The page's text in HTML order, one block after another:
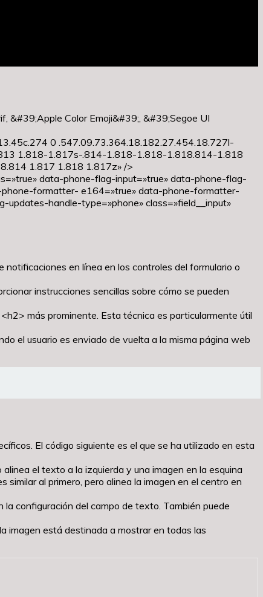
&#39;Apple Color Emoji&#39;, &#39;Segoe UI
0 .547.09.73.364.18.182.27.454.18.727l-
1.818-1.817s-.814-1.818-1.818-1.818.814-1.818
1.817 1.818 1.817z» />
data-phone-flag-input=»true» data-phone-flag-
formatter- e164=»true» data-phone-formatter-
updates-handle-type=»phone» class=»field__input»
en línea en los controles del formulario o
instrucciones sencillas sobre cómo se pueden
más prominente. Esta técnica es particularmente útil
el usuario es enviado de vuelta a la misma página web
El código siguiente es el que se ha utilizado en esta
el texto a la izquierda y una imagen en la esquina
al primero, pero alinea la imagen en el centro en
configuración del campo de texto. También puede
imagen está destinada a mostrar en todas las